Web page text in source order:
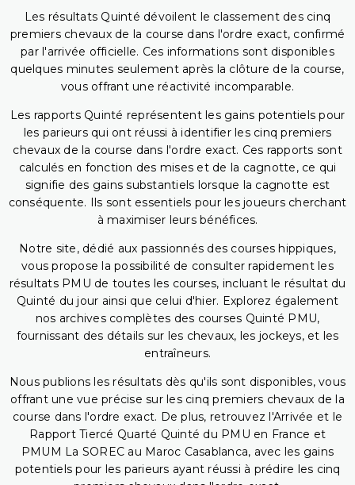
Les résultats Quinté dévoilent le classement des cinq
premiers chevaux de la course dans l'ordre exact, confirmé
par l'arrivée officielle. Ces informations sont disponibles
quelques minutes seulement après la clôture de la course,
vous offrant une réactivité incomparable.
Les rapports Quinté représentent les gains potentiels pour
les parieurs qui ont réussi à identifier les cinq premiers
chevaux de la course dans l'ordre exact. Ces rapports sont
calculés en fonction des mises et de la cagnotte, ce qui
signifie des gains substantiels lorsque la cagnotte est
conséquente. Ils sont essentiels pour les joueurs cherchant
à maximiser leurs bénéfices.
Notre site, dédié aux passionnés des courses hippiques,
vous propose la possibilité de consulter rapidement les
résultats PMU de toutes les courses, incluant le résultat du
Quinté du jour ainsi que celui d'hier. Explorez également
nos archives complètes des courses Quinté PMU,
fournissant des détails sur les chevaux, les jockeys, et les
entraîneurs.
Nous publions les résultats dès qu'ils sont disponibles, vous
offrant une vue précise sur les cinq premiers chevaux de la
course dans l'ordre exact. De plus, retrouvez l'Arrivée et le
Rapport Tiercé Quarté Quinté du PMU en France et
PMUM La SOREC au Maroc Casablanca, avec les gains
potentiels pour les parieurs ayant réussi à prédire les cinq